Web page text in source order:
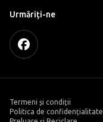
Urmăriți-ne
Termeni și condiții
Politica de confidențialitate